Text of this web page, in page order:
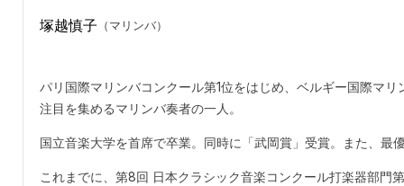
塚越慎子 （マリンバ）
パリ国際マリンバコンクール第1位をはじめ、ベルギー国際マ
注目を集めるマリンバ奏者の一人。
国立音楽大学を首席で卒業。同時に「武岡賞」受賞。また、最
これまでに、第8回 日本クラシック音楽コンクール打楽器部